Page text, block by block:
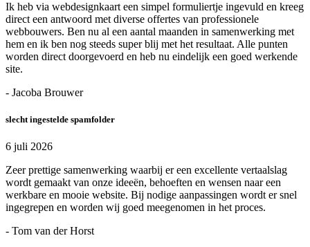
Ik heb via webdesignkaart een simpel formuliertje ingevuld en kreeg
direct een antwoord met diverse offertes van professionele
webbouwers. Ben nu al een aantal maanden in samenwerking met
hem en ik ben nog steeds super blij met het resultaat. Alle punten
worden direct doorgevoerd en heb nu eindelijk een goed werkende
site.
- Jacoba Brouwer
slecht ingestelde spamfolder
6 juli 2026
Zeer prettige samenwerking waarbij er een excellente vertaalslag
wordt gemaakt van onze ideeën, behoeften en wensen naar een
werkbare en mooie website. Bij nodige aanpassingen wordt er snel
ingegrepen en worden wij goed meegenomen in het proces.
- Tom van der Horst